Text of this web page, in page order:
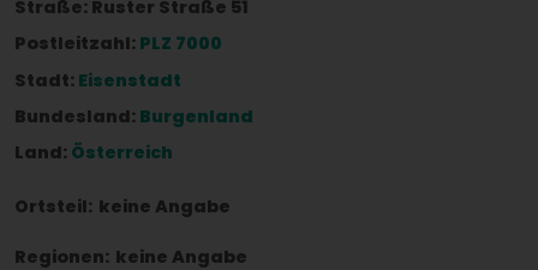
Straße: Ruster Straße 51
Postleitzahl: PLZ 7000
Stadt: Eisenstadt
Bundesland: Burgenland
Land: Österreich
Ortsteil: keine Angabe
Regionen: keine Angabe